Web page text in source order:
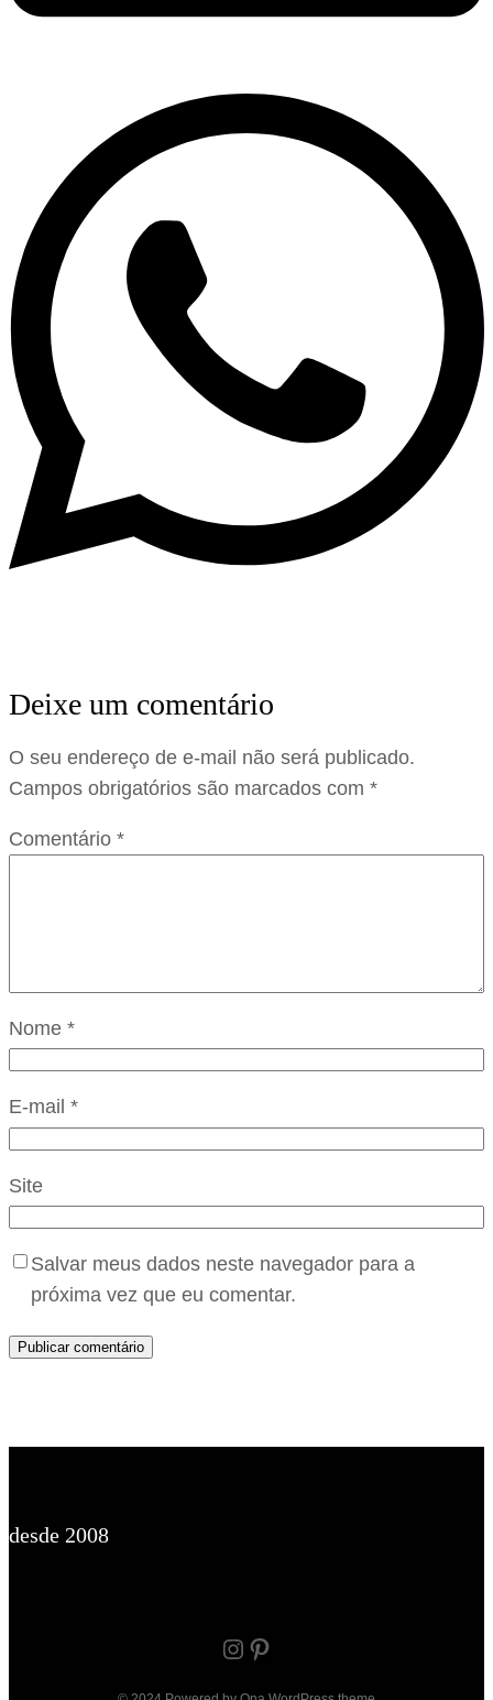
Deixe um comentário
O seu endereço de e-mail não será publicado.
Campos obrigatórios são marcados com *
Comentário *
Nome *
E-mail *
Site
Salvar meus dados neste navegador para a
próxima vez que eu comentar.
desde 2008
Instagram Pinterest